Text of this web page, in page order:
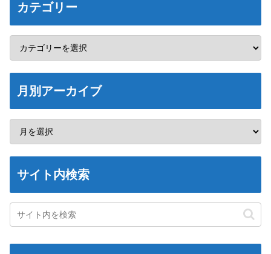
カテゴリー
月別アーカイブ
サイト内検索